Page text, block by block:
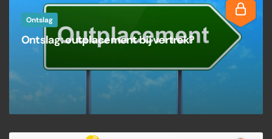
Ontslag
Ontslag: outplacement bij vertrek?